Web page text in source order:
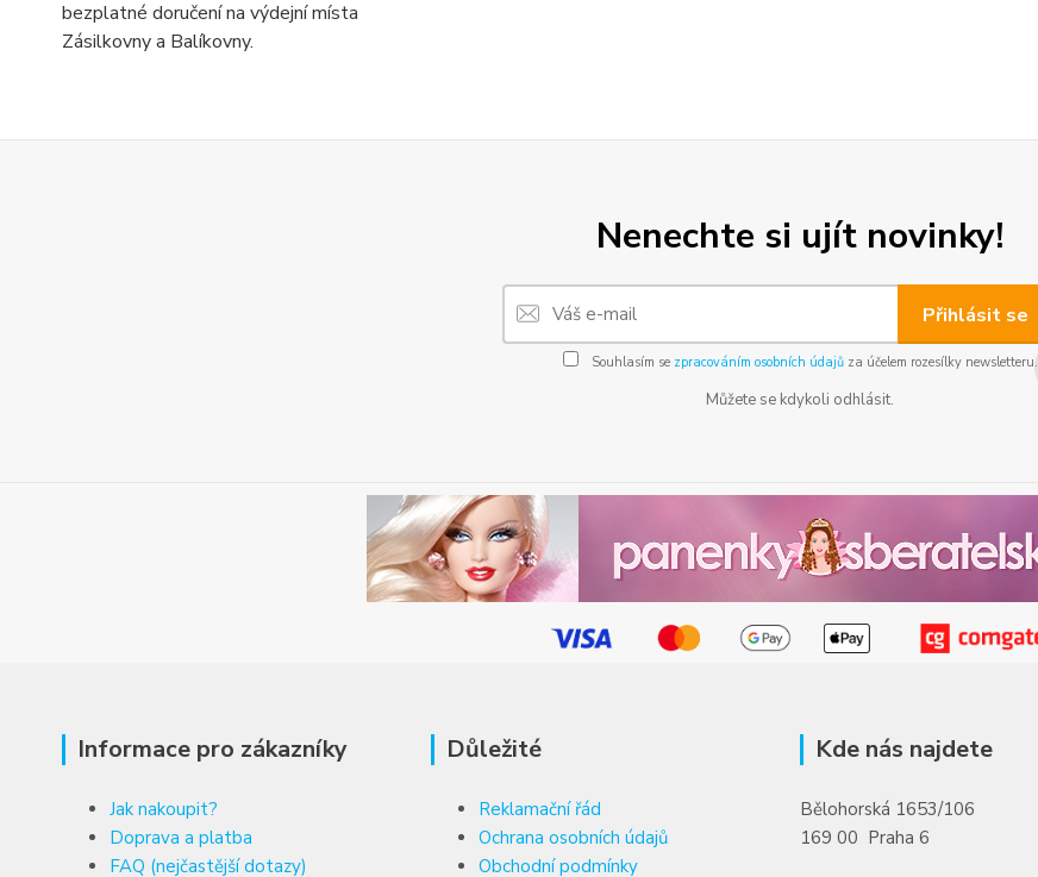
bezplatné doručení na výdejní místa
Zásilkovny a Balíkovny.
Nenechte si ujít novinky!
Přihlásit se
Souhlasím se zpracováním osobních údajůza účelem rozesílky newsletteru.
Můžete se kdykoli odhlásit.
Informace pro zákazníky
Jak nakoupit?
Doprava a platba
FAQ (nejčastější dotazy)
Důležité
Reklamační řád
Ochrana osobních údajů
Obchodní podmínky
Kde nás najdete
Bělohorská 1653/106
169 00 Praha 6